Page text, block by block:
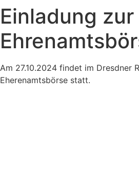
Einladung zur
Am 27.10.2024 findet im Dresdner
Eherenamtsbörse statt.